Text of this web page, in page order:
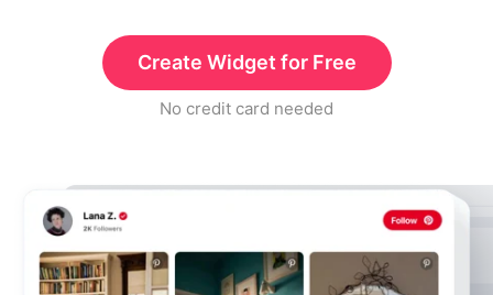
Create Widget for Free
No credit card needed